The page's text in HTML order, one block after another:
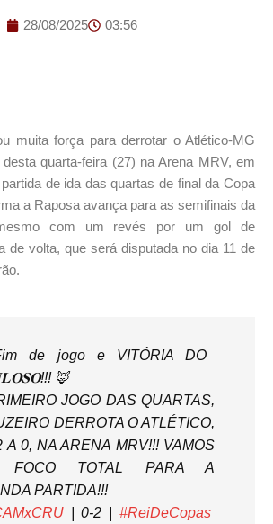
28/08/2025 03:56
muita força para derrotar o Atlético-MG
quarta-feira (27) na Arena MRV, em
de ida das quartas de final da Copa
a Raposa avança para as semifinais da
com um revés por um gol de
de volta, que será disputada no dia 11 de
de jogo e VITÓRIA DO
🦊
JOGO DAS QUARTAS,
DERROTA O ATLÉTICO,
A 0, NA ARENA MRV!!! VAMOS
FOCO TOTAL PARA A
PARTIDA!!!
| 0-2 |#ReiDeCopas